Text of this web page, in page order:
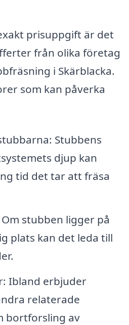
prisuppgift är det
från olika företag
i Skärblacka.
som kan påverka
Stubbens
djup kan
tid det tar att fräsa
stubben ligger på
plats kan det leda till
Ibland erbjuder
relaterade
bortforsling av